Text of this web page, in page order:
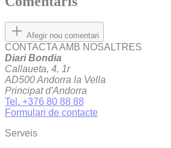
Afegir nou comentari
CONTACTA AMB NOSALTRES
Diari Bondia
Callaueta, 4, 1r
AD500 Andorra la Vella
Principat d'Andorra
Tel. +376 80 88 88
Formulari de contacte
Serveis